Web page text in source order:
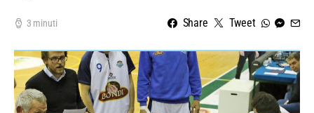
3 minuti Share Tweet